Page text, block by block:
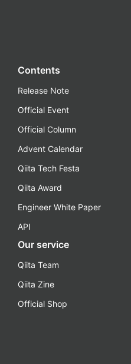
Contents
Release Note
Official Event
Official Column
Advent Calendar
Qiita Tech Festa
Qiita Award
Engineer White Paper
API
Our service
Qiita Team
Qiita Zine
Official Shop